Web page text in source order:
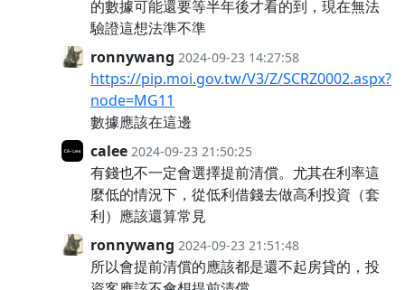
的數據可能還要等半年後才看的到，現在無法
驗證這想法準不準
ronnywang 2024-09-23 14:27:58
https://pip.moi.gov.tw/V3/Z/SCRZ0002.aspx?
node=MG11
數據應該在這邊
calee 2024-09-23 21:50:25
有錢也不一定會選擇提前清償。尤其在利率這
麼低的情況下，從低利借錢去做高利投資（套
利）應該還算常見
ronnywang 2024-09-23 21:51:48
所以會提前清償的應該都是還不起房貸的，投